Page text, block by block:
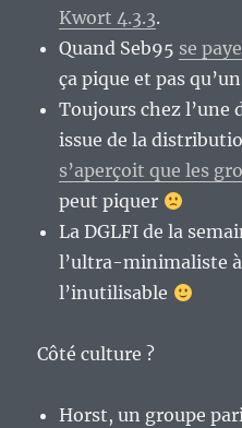
Kwort 4.3.3.
Quand Seb95 se
ça pique et pas
Toujours chez l’une
issue de la
s’aperçoit que les
peut piquer
La DGLFI de la
l’ultra-minimaliste
l’inutilisable
Côté culture ?
Horst, un groupe